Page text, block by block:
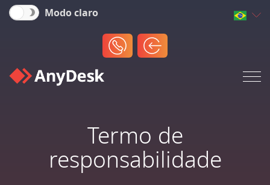
Modo claro
Termo de
responsabilidade